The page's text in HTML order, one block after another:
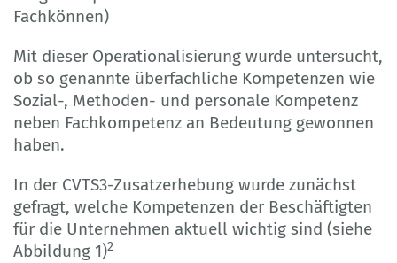
Fachkönnen)
Mit dieser Operationalisierung wurde untersucht,
ob so genannte überfachliche Kompetenzen wie
Sozial-, Methoden- und personale Kompetenz
neben Fachkompetenz an Bedeutung gewonnen
haben.
In der CVTS3-Zusatzerhebung wurde zunächst
gefragt, welche Kompetenzen der Beschäftigten
für die Unternehmen aktuell wichtig sind (siehe
Abbildung 1)2